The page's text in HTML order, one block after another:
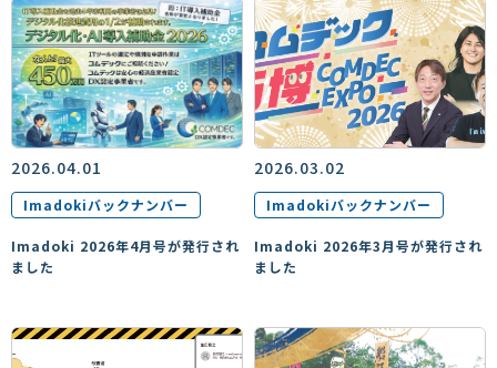
2026.04.01
Imadokiバックナンバー
Imadoki 2026年4月号が発行され
ました
2026.03.02
Imadokiバックナンバー
Imadoki 2026年3月号が発行され
ました